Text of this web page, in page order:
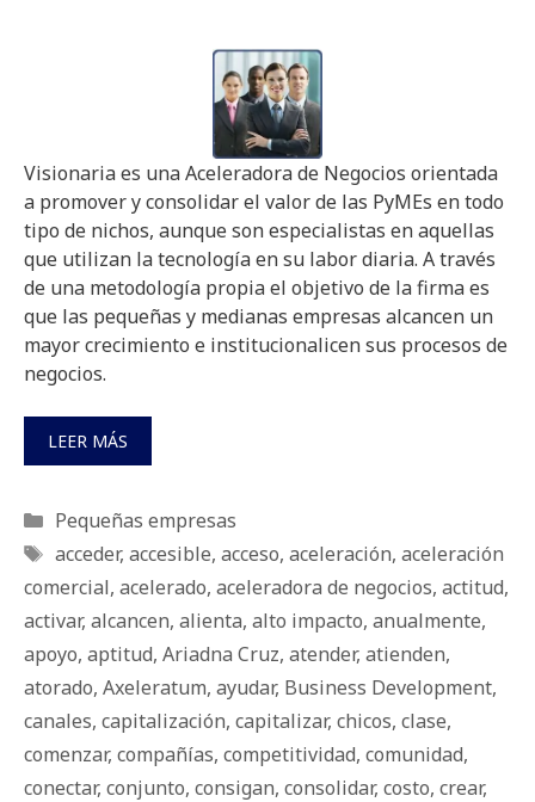
Visionaria es una Aceleradora de Negocios orientada
a promover y consolidar el valor de las PyMEs en todo
tipo de nichos, aunque son especialistas en aquellas
que utilizan la tecnología en su labor diaria. A través
de una metodología propia el objetivo de la firma es
que las pequeñas y medianas empresas alcancen un
mayor crecimiento e institucionalicen sus procesos de
negocios.
LEER MÁS
Categorías
Pequeñas empresas
Etiquetas
acceder, accesible, acceso, aceleración, aceleración
comercial, acelerado, aceleradora de negocios, actitud,
activar, alcancen, alienta, alto impacto, anualmente,
apoyo, aptitud, Ariadna Cruz, atender, atienden,
atorado, Axeleratum, ayudar, Business Development,
canales, capitalización, capitalizar, chicos, clase,
comenzar, compañías, competitividad, comunidad,
conectar, conjunto, consigan, consolidar, costo, crear,